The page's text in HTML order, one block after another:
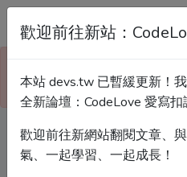
Devs.tw 寫程式討論區
請到新網站「
Devs.tw 是讓工程師寫
您隨手紀錄、寫作
歡迎前往新站：
本站 devs.tw 已暫緩更新！
全新論壇：CodeLove 愛寫扣
歡迎前往新網站翻閱文章、
氣、一起學習、一起成長！